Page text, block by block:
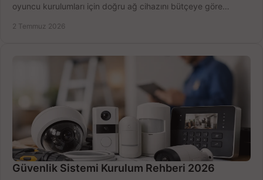
oyuncu kurulumları için doğru ağ cihazını bütçeye göre
2 Temmuz 2026
Güvenlik Sistemi Kurulum Rehberi 2026